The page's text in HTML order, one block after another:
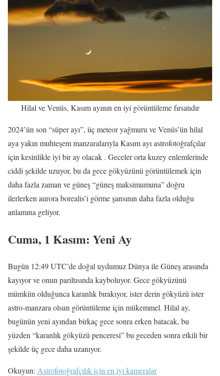
Hilal ve Venüs, Kasım ayının en iyi görüntüleme fırsatıdır
2024’ün son “süper ayı”, üç meteor yağmuru ve Venüs’ün hilal
aya yakın muhteşem manzaralarıyla Kasım ayı astrofotoğrafçılar
için kesinlikle iyi bir ay olacak . Geceler orta kuzey enlemlerinde
ciddi şekilde uzuyor, bu da gece gökyüzünü görüntülemek için
daha fazla zaman ve güneş “güneş maksimumuna” doğru
ilerlerken aurora borealis’i görme şansının daha fazla olduğu
anlamına geliyor.
Cuma, 1 Kasım: Yeni Ay
Bugün 12:49 UTC’de doğal uydumuz Dünya ile Güneş arasında
kayıyor ve onun parıltısında kayboluyor. Gece gökyüzünü
mümkün olduğunca karanlık bırakıyor, ister derin gökyüzü ister
astro-manzara olsun görüntüleme için mükemmel. Hilal ay,
bugünün yeni ayından birkaç gece sonra erken batacak, bu
yüzden “karanlık gökyüzü penceresi” bu geceden sonra etkili bir
şekilde üç gece daha uzanıyor.
Okuyun: Astrofotoğrafçılık için en iyi kameralar